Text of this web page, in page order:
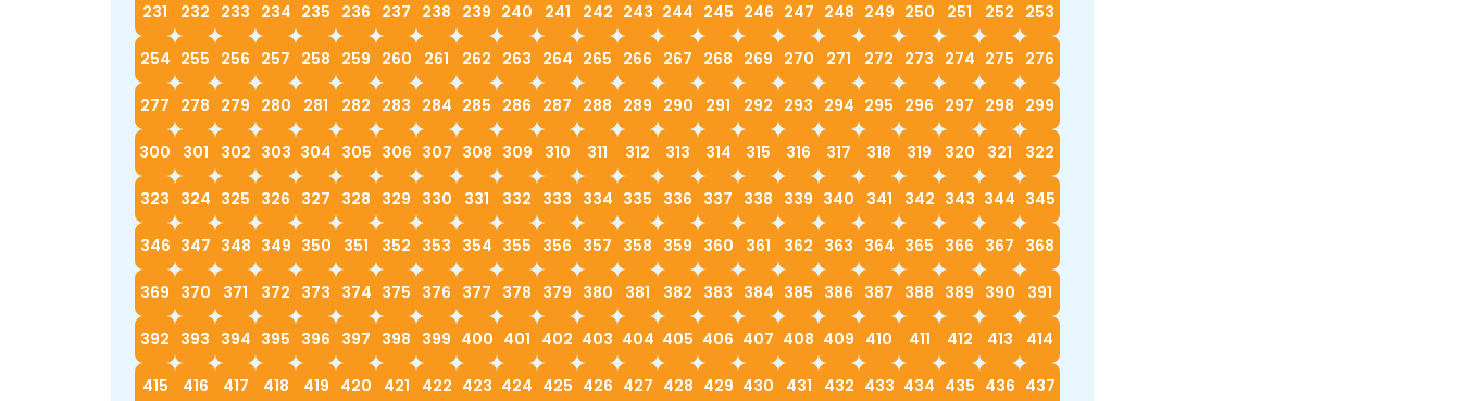
231 232 233 234 235 236 237 238 239 240 241 242 243 244 245 246 247 248 249 250 251 252 253
254 255 256 257 258 259 260 261 262 263 264 265 266 267 268 269 270 271 272 273 274 275 276
277 278 279 280 281 282 283 284 285 286 287 288 289 290 291 292 293 294 295 296 297 298 299
300 301 302 303 304 305 306 307 308 309 310 311 312 313 314 315 316 317 318 319 320 321 322
323 324 325 326 327 328 329 330 331 332 333 334 335 336 337 338 339 340 341 342 343 344 345
346 347 348 349 350 351 352 353 354 355 356 357 358 359 360 361 362 363 364 365 366 367 368
369 370 371 372 373 374 375 376 377 378 379 380 381 382 383 384 385 386 387 388 389 390 391
392 393 394 395 396 397 398 399 400 401 402 403 404 405 406 407 408 409 410 411 412 413 414
415 416 417 418 419 420 421 422 423 424 425 426 427 428 429 430 431 432 433 434 435 436 437